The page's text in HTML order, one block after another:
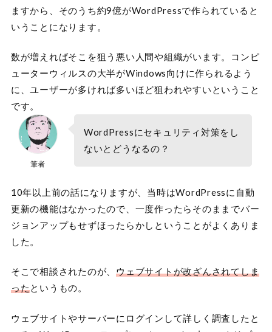
ますから、そのうち約9億がWordPressで作られていると
いうことになります。
数が増えればそこを狙う悪い人間や組織がいます。コンピ
ューターウィルスの大半がWindows向けに作られるよう
に、ユーザーが多ければ多いほど狙われやすいということ
です。
筆者
WordPressにセキュリティ対策をし
ないとどうなるの？
10年以上前の話になりますが、当時はWordPressに自動
更新の機能はなかったので、一度作ったらそのままでバー
ジョンアップもせずほったらかしということがよくありま
した。
そこで相談されたのが、ウェブサイトが改ざんされてしま
ったというもの。
ウェブサイトやサーバーにログインして詳しく調査したと